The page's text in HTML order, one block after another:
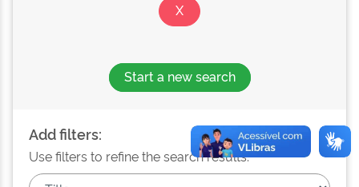
Start a new search
Add filters:
Use filters to refine the search results.